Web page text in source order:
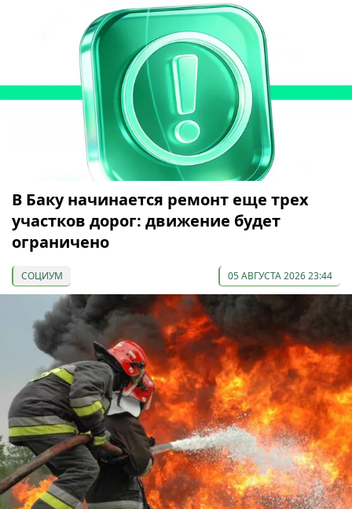
В Баку начинается ремонт еще трех
участков дорог: движение будет
ограничено
СОЦИУМ 05 АВГУСТА 2026 23:44